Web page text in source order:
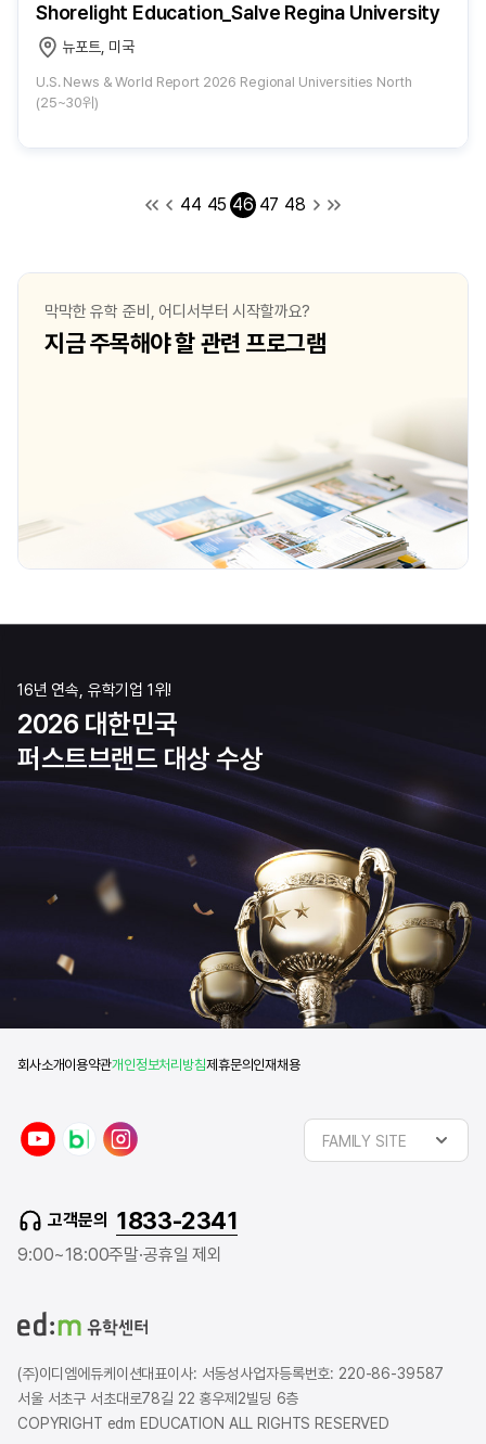
Shorelight Education_Salve Regina University
뉴포트, 미국
U.S. News & World Report 2026 Regional Universities North
(25~30위)
44 45 46 47 48
막막한 유학 준비, 어디서부터 시작할까요?
지금 주목해야 할 관련 프로그램
16년 연속, 유학기업 1위!
2026 대한민국
퍼스트브랜드 대상 수상
회사소개이용약관개인정보처리방침제휴문의 인재채용
u
n
a
r
l
a
FAMILY SITE
고객문의 1833-2341
9:00~18:00주말·공휴일 제외
(주)이디엠에듀케이션대표이사: 서동성사업자등록번호: 220-86-39587
서울 서초구 서초대로78길 22 홍우제2빌딩 6층
COPYRIGHT edm EDUCATION ALL RIGHTS RESERVED